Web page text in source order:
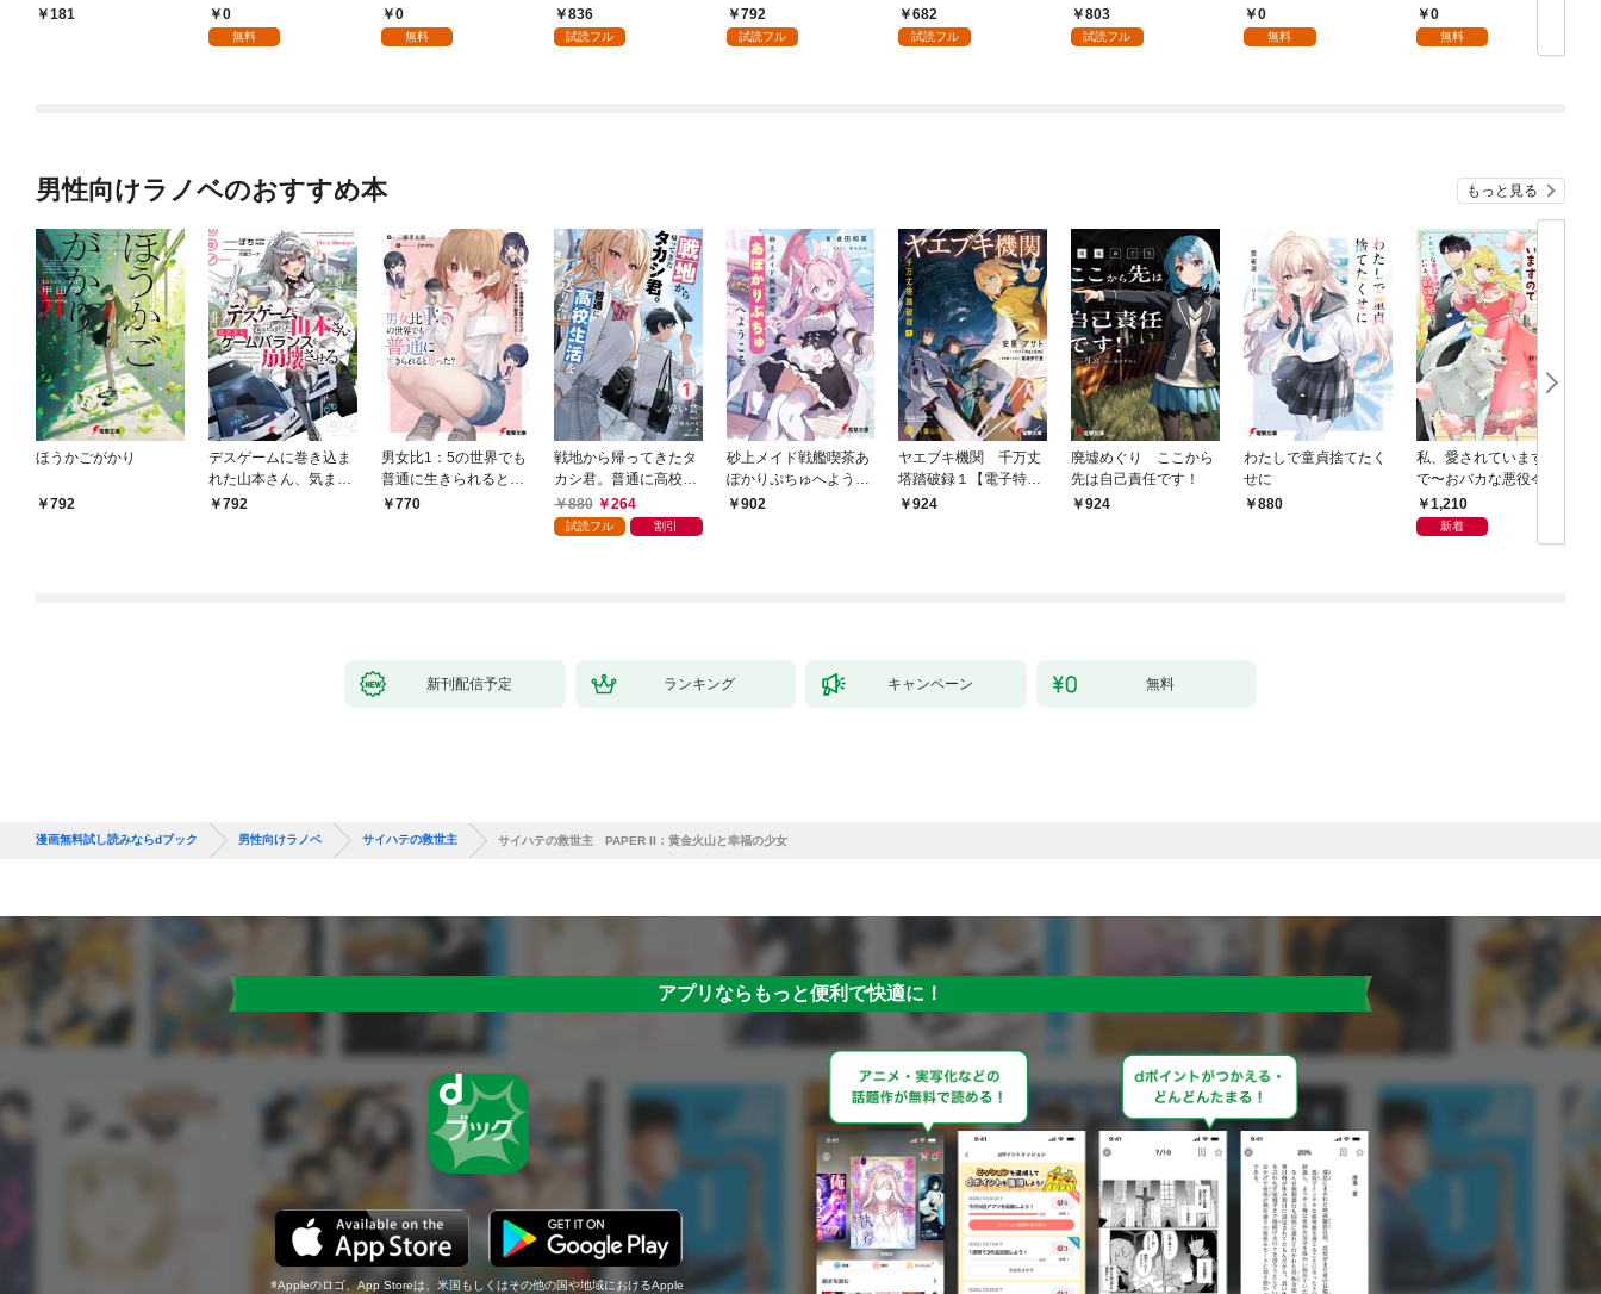
181
パイダーシルクで裁縫
を頑張ります！【分冊
0
無料
国編】【分冊版】 1
0
無料
国編】 ０１
836
試読フル
パイダーシルクで裁縫
を頑張ります！ 1
792
試読フル
682
試読フル
803
試読フル
1 0
無料
版】 1
0
無料
男性向けラノベのおすすめ本 もっと見る
ほうかごがかり
792
デスゲームに巻き込ま
れた山本さん、気まま
にゲームバランスを崩
792
男女比1：5の世界でも
普通に生きられると思
った？ ～激重感情な
770
戦地から帰ってきたタ
カシ君。普通に高校生
活を送りたい【電子版
特典付】１
880 264
試読フル 割引
砂上メイド戦艦喫茶あ
ぽかりぷちゅへようこ
そ902
ヤエブキ機関 千万丈
塔踏破録１【電子特別
版】924
廃墟めぐり ここから
先は自己責任です！
924
わたしで童貞捨てたく
せに
880
私、愛されていますの
で〜おバカな悪役令
嬢？いいえ、最強令嬢
です〜
1,210
新着
新刊配信予定 ランキング キャンペーン 無料
漫画無料試し読みならdブック 男性向けラノベ サイハテの救世主 サイハテの救世主 PAPER II：黄金火山と幸福の少女
アプリならもっと便利で快適に！
Appleのロゴ、App Storeは、米国もしくはその他の国や地域におけるApple